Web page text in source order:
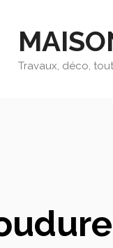
Travaux, déco,